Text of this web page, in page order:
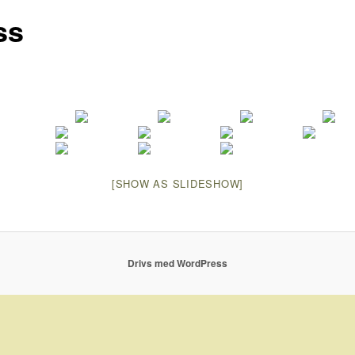
[SHOW AS SLIDESHOW]
Drivs med WordPress